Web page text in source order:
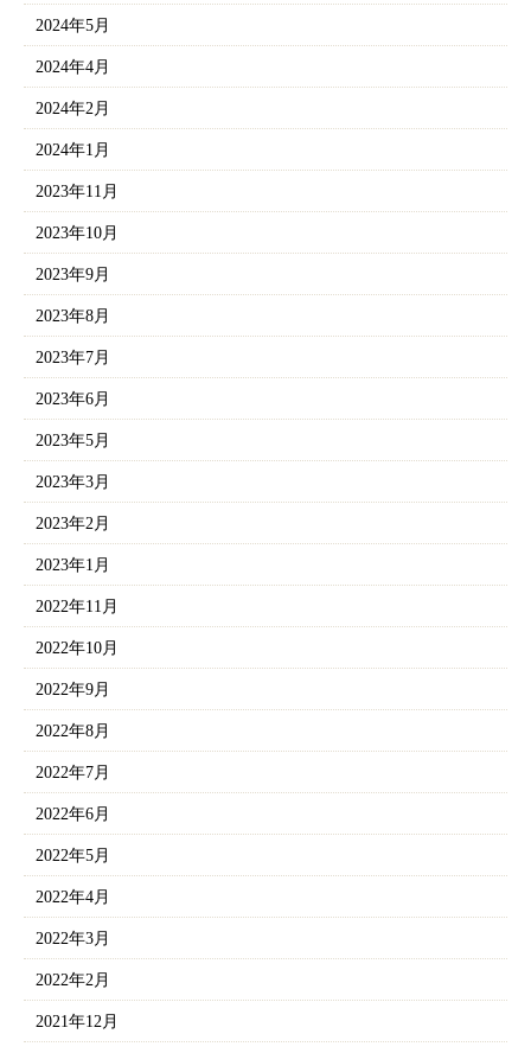
2024年5月
2024年4月
2024年2月
2024年1月
2023年11月
2023年10月
2023年9月
2023年8月
2023年7月
2023年6月
2023年5月
2023年3月
2023年2月
2023年1月
2022年11月
2022年10月
2022年9月
2022年8月
2022年7月
2022年6月
2022年5月
2022年4月
2022年3月
2022年2月
2021年12月